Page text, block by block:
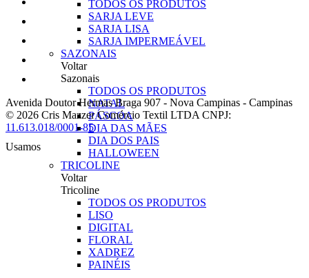
TODOS OS PRODUTOS
SARJA LEVE
SARJA LISA
SARJA IMPERMEÁVEL
SAZONAIS
Voltar
Sazonais
TODOS OS PRODUTOS
NATAL
PÁSCOA
DIA DAS MÃES
DIA DOS PAIS
HALLOWEEN
TRICOLINE
Voltar
Tricoline
TODOS OS PRODUTOS
LISO
DIGITAL
FLORAL
XADREZ
PAINÉIS
Avenida Doutor Hermas Braga 907 - Nova Campinas - Campinas
© 2026 Cris Mazzer Comércio Textil LTDA CNPJ:
11.613.018/0001-85
Usamos